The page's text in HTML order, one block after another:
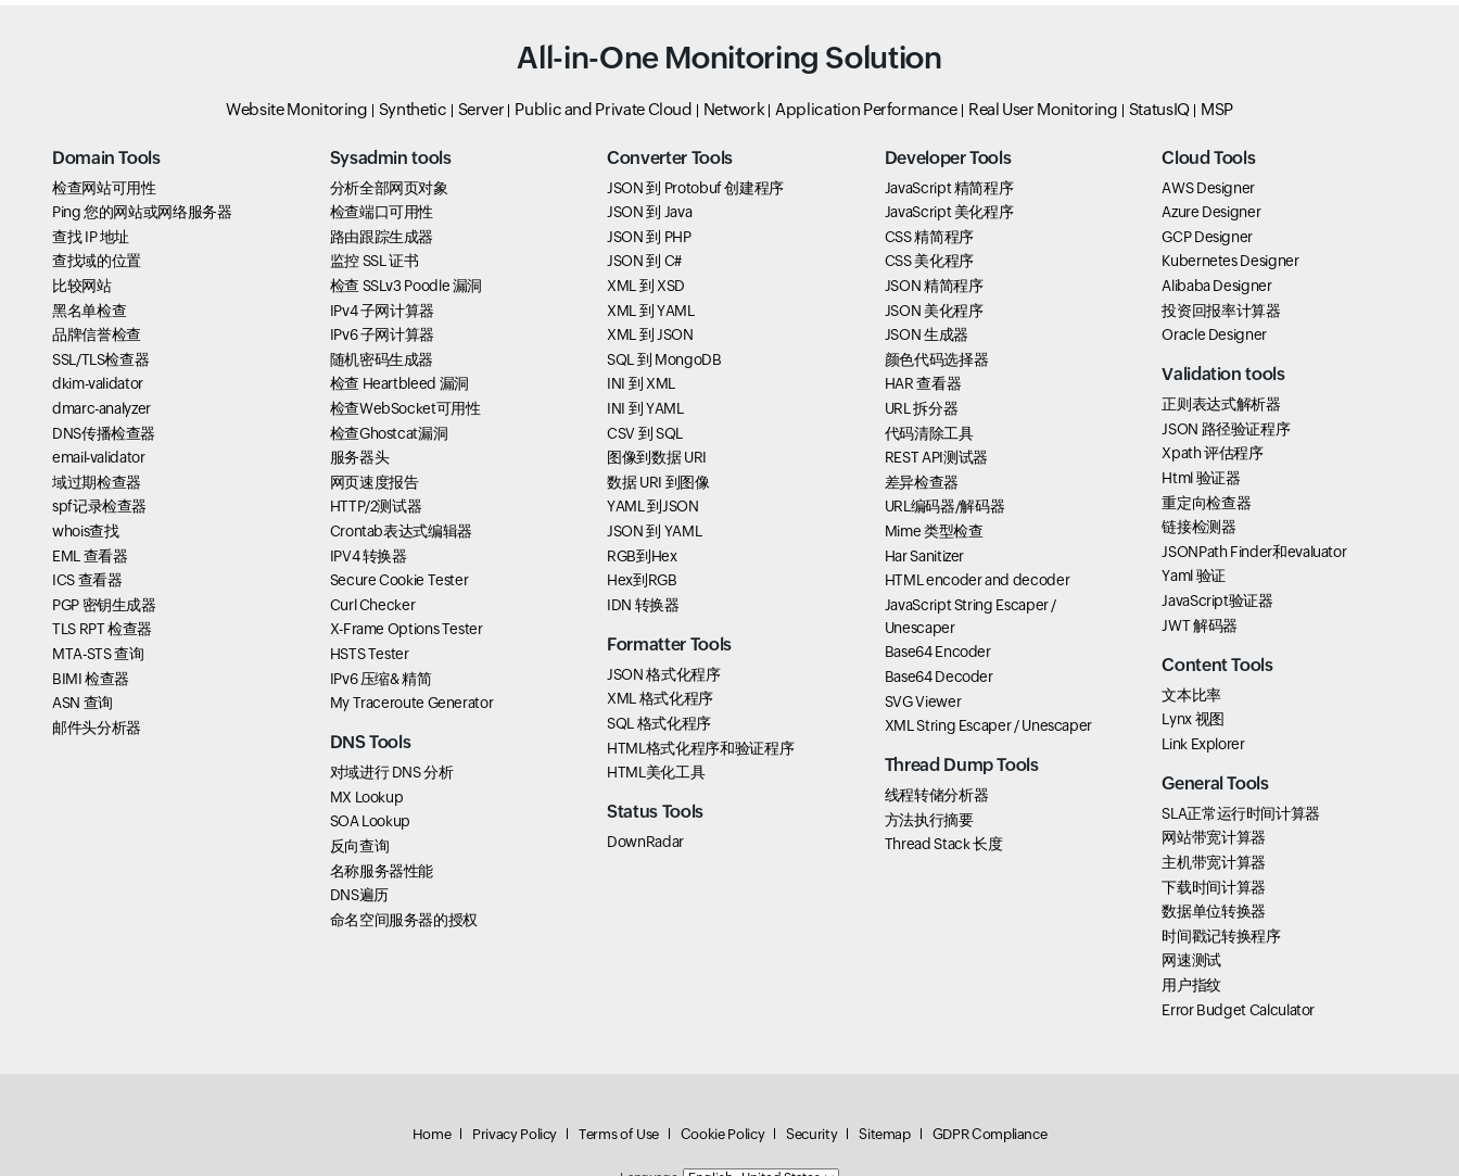
All-in-One Monitoring Solution
Website Monitoring Synthetic Server Public and Private Cloud Network Application Performance Real User Monitoring StatusIQ MSP
Domain Tools
检查网站可用性
Ping 您的网站或网络服务器
查找 IP 地址
查找域的位置
比较网站
黑名单检查
品牌信誉检查
SSL/TLS检查器
dkim-validator
dmarc-analyzer
DNS传播检查器
email-validator
域过期检查器
spf记录检查器
whois查找
EML 查看器
ICS 查看器
PGP 密钥生成器
TLS RPT 检查器
MTA-STS 查询
BIMI 检查器
ASN 查询
邮件头分析器
Sysadmin tools
分析全部网页对象
检查端口可用性
路由跟踪生成器
监控 SSL 证书
检查 SSLv3 Poodle 漏洞
IPv4 子网计算器
IPv6 子网计算器
随机密码生成器
检查 Heartbleed 漏洞
检查WebSocket可用性
检查Ghostcat漏洞
服务器头
网页速度报告
HTTP/2测试器
Crontab表达式编辑器
IPV4 转换器
Secure Cookie Tester
Curl Checker
X-Frame Options Tester
HSTS Tester
IPv6 压缩& 精简
My Traceroute Generator
DNS Tools
对域进行 DNS 分析
MX Lookup
SOA Lookup
反向查询
名称服务器性能
DNS遍历
命名空间服务器的授权
Converter Tools
JSON 到 Protobuf 创建程序
JSON 到 Java
JSON 到 PHP
JSON 到 C#
XML 到 XSD
XML 到 YAML
XML 到 JSON
SQL 到 MongoDB
INI 到 XML
INI 到 YAML
CSV 到 SQL
图像到数据 URI
数据 URI 到图像
YAML 到JSON
JSON 到 YAML
RGB到Hex
Hex到RGB
IDN 转换器
Formatter Tools
JSON 格式化程序
XML 格式化程序
SQL 格式化程序
HTML格式化程序和验证程序
HTML美化工具
Status Tools
DownRadar
Developer Tools
JavaScript 精简程序
JavaScript 美化程序
CSS 精简程序
CSS 美化程序
JSON 精简程序
JSON 美化程序
JSON 生成器
颜色代码选择器
HAR 查看器
URL 拆分器
代码清除工具
REST API测试器
差异检查器
URL编码器/解码器
Mime 类型检查
Har Sanitizer
HTML encoder and decoder
JavaScript String Escaper /
Unescaper
Base64 Encoder
Base64 Decoder
SVG Viewer
XML String Escaper / Unescaper
Thread Dump Tools
线程转储分析器
方法执行摘要
Thread Stack 长度
Cloud Tools
AWS Designer
Azure Designer
GCP Designer
Kubernetes Designer
Alibaba Designer
投资回报率计算器
Oracle Designer
Validation tools
正则表达式解析器
JSON 路径验证程序
Xpath 评估程序
Html 验证器
重定向检查器
链接检测器
JSONPath Finder和evaluator
Yaml 验证
JavaScript验证器
JWT 解码器
Content Tools
文本比率
Lynx 视图
Link Explorer
General Tools
SLA正常运行时间计算器
网站带宽计算器
主机带宽计算器
下载时间计算器
数据单位转换器
时间戳记转换程序
网速测试
用户指纹
Error Budget Calculator
Home Privacy Policy Terms of Use Cookie Policy Security Sitemap GDPR Compliance